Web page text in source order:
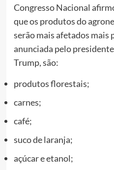
Congresso Nacional
que os produtos do
serão mais afetados mais
anunciada pelo
Trump, são:
produtos florestais;
carnes;
café;
suco de laranja;
açúcar e etanol;